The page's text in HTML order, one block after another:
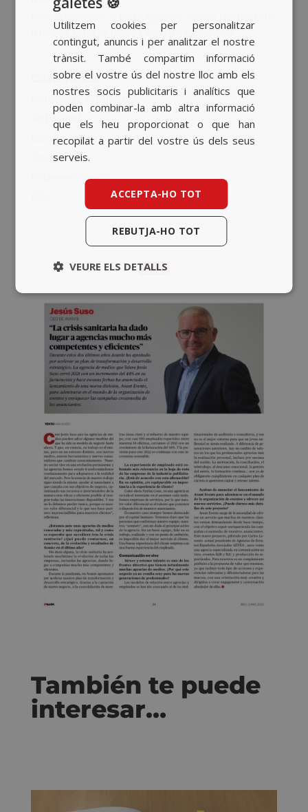
medios para la nueva cuenta de GASIB
Categories
Relacions Públiques
Actualitat
Campanyes
Corporatiu
Esdeveniments
También te puede
interesar…
BASQUE
ENGLISH
Utilitzem cookies per personalitzar
contingut, anuncis i per analitzar el nostre
trànsit. També compartim informació
sobre el vostre ús del nostre lloc amb els
nostres socis publicitaris i analítics que
poden combinar-la amb altra informació
que els heu proporcionat o que han
recopilat a partir del vostre ús dels seus
serveis.
ACCEPTA-HO TOT
REBUTJA-HO TOT
VEURE ELS DETALLS